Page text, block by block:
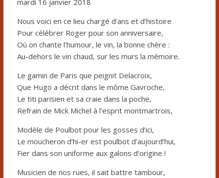
mardi 16 janvier 2018
Nous voici en ce lieu chargé d’ans et d’histoire
Pour célébrer Roger pour son anniversaire,
Où on chante l’humour, le vin, la bonne chère :
Au-dehors le vin chaud, sur les murs la mémoire.
Le gamin de Paris que peignit Delacroix,
Que Hugo a décrit dans le môme Gavroche,
Le titi parisien et sa craie dans la poche,
Refrain de Mick Michel à l’esprit montmartrois,
Modèle de Poulbot pour les gosses d’ici,
Le moucheron d’hi-er est poulbot d’aujourd’hui,
Fier dans son uniforme aux galons d’origine !
Musicien de nos rues, il sait battre tambour,